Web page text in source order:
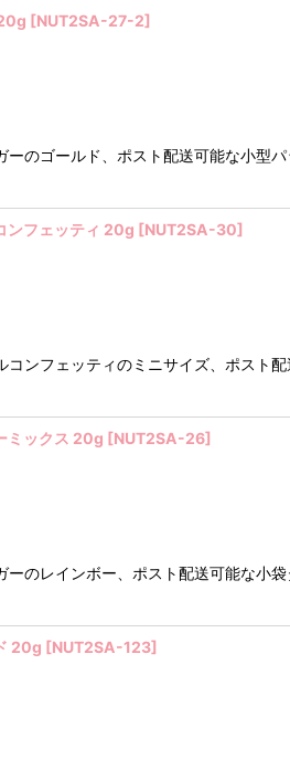
[NUT2SA-27-2]
のゴールド、ポスト配送可能な小型
ンフェッティ 20g [NUT2SA-30]
ンフェッティのミニサイズ、ポスト
ミックス 20g [NUT2SA-26]
のレインボー、ポスト配送可能な小
20g [NUT2SA-123]